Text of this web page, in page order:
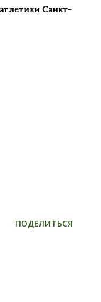
Санкт-
ПОДЕЛИТЬСЯ